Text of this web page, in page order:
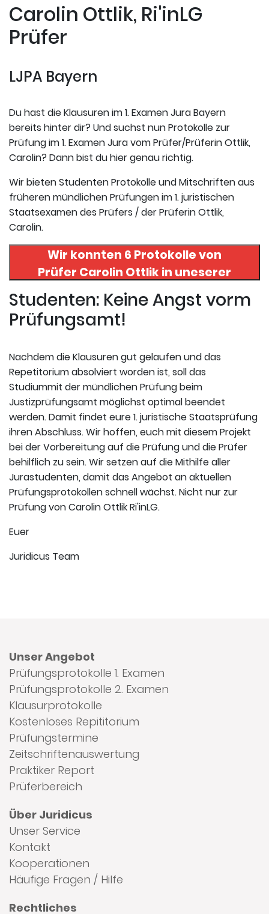
Carolin Ottlik, Ri'inLG
Prüfer
LJPA Bayern
Du hast die Klausuren im 1. Examen Jura Bayern
bereits hinter dir? Und suchst nun Protokolle zur
Prüfung im 1. Examen Jura vom Prüfer/Prüferin Ottlik,
Carolin? Dann bist du hier genau richtig.
Wir bieten Studenten Protokolle und Mitschriften aus
früheren mündlichen Prüfungen im 1. juristischen
Staatsexamen des Prüfers / der Prüferin Ottlik,
Carolin.
Wir konnten 6 Protokolle von
Prüfer Carolin Ottlikin uneserer
Datenbank finden. Hier
registrieren und die Protokolle
abrufen.
Studenten: Keine Angst vorm
Prüfungsamt!
Nachdem die Klausuren gut gelaufen und das
Repetitorium absolviert worden ist, soll das
Studiummit der mündlichen Prüfung beim
Justizprüfungsamt möglichst optimal beendet
werden. Damit findet eure 1. juristische Staatsprüfung
ihren Abschluss. Wir hoffen, euch mit diesem Projekt
bei der Vorbereitung auf die Prüfung und die Prüfer
behilflich zu sein. Wir setzen auf die Mithilfe aller
Jurastudenten, damit das Angebot an aktuellen
Prüfungsprotokollen schnell wächst. Nicht nur zur
Prüfung von Carolin Ottlik Ri'inLG.
Euer
Juridicus Team
Unser Angebot
Prüfungsprotokolle 1. Examen
Prüfungsprotokolle 2. Examen
Klausurprotokolle
Kostenloses Repititorium
Prüfungstermine
Zeitschriftenauswertung
Praktiker Report
Prüferbereich
Über Juridicus
Unser Service
Kontakt
Kooperationen
Häufige Fragen / Hilfe
Rechtliches